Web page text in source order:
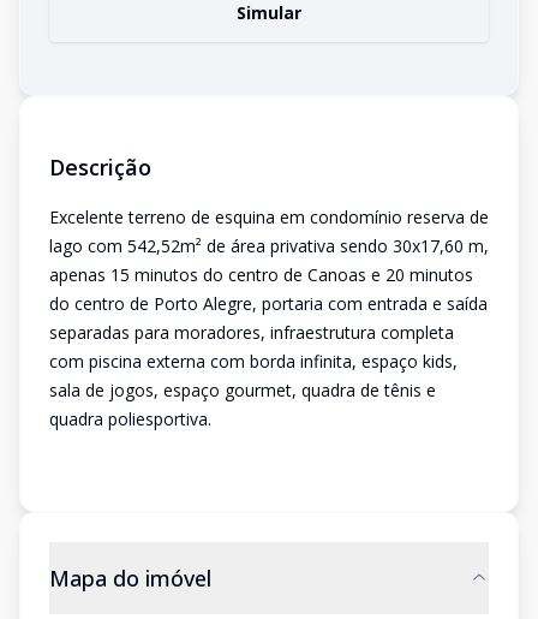
Simular
Descrição
Excelente terreno de esquina em condomínio reserva de
lago com 542,52m² de área privativa sendo 30x17,60 m,
apenas 15 minutos do centro de Canoas e 20 minutos
do centro de Porto Alegre, portaria com entrada e saída
separadas para moradores, infraestrutura completa
com piscina externa com borda infinita, espaço kids,
sala de jogos, espaço gourmet, quadra de tênis e
quadra poliesportiva.
Mapa do imóvel